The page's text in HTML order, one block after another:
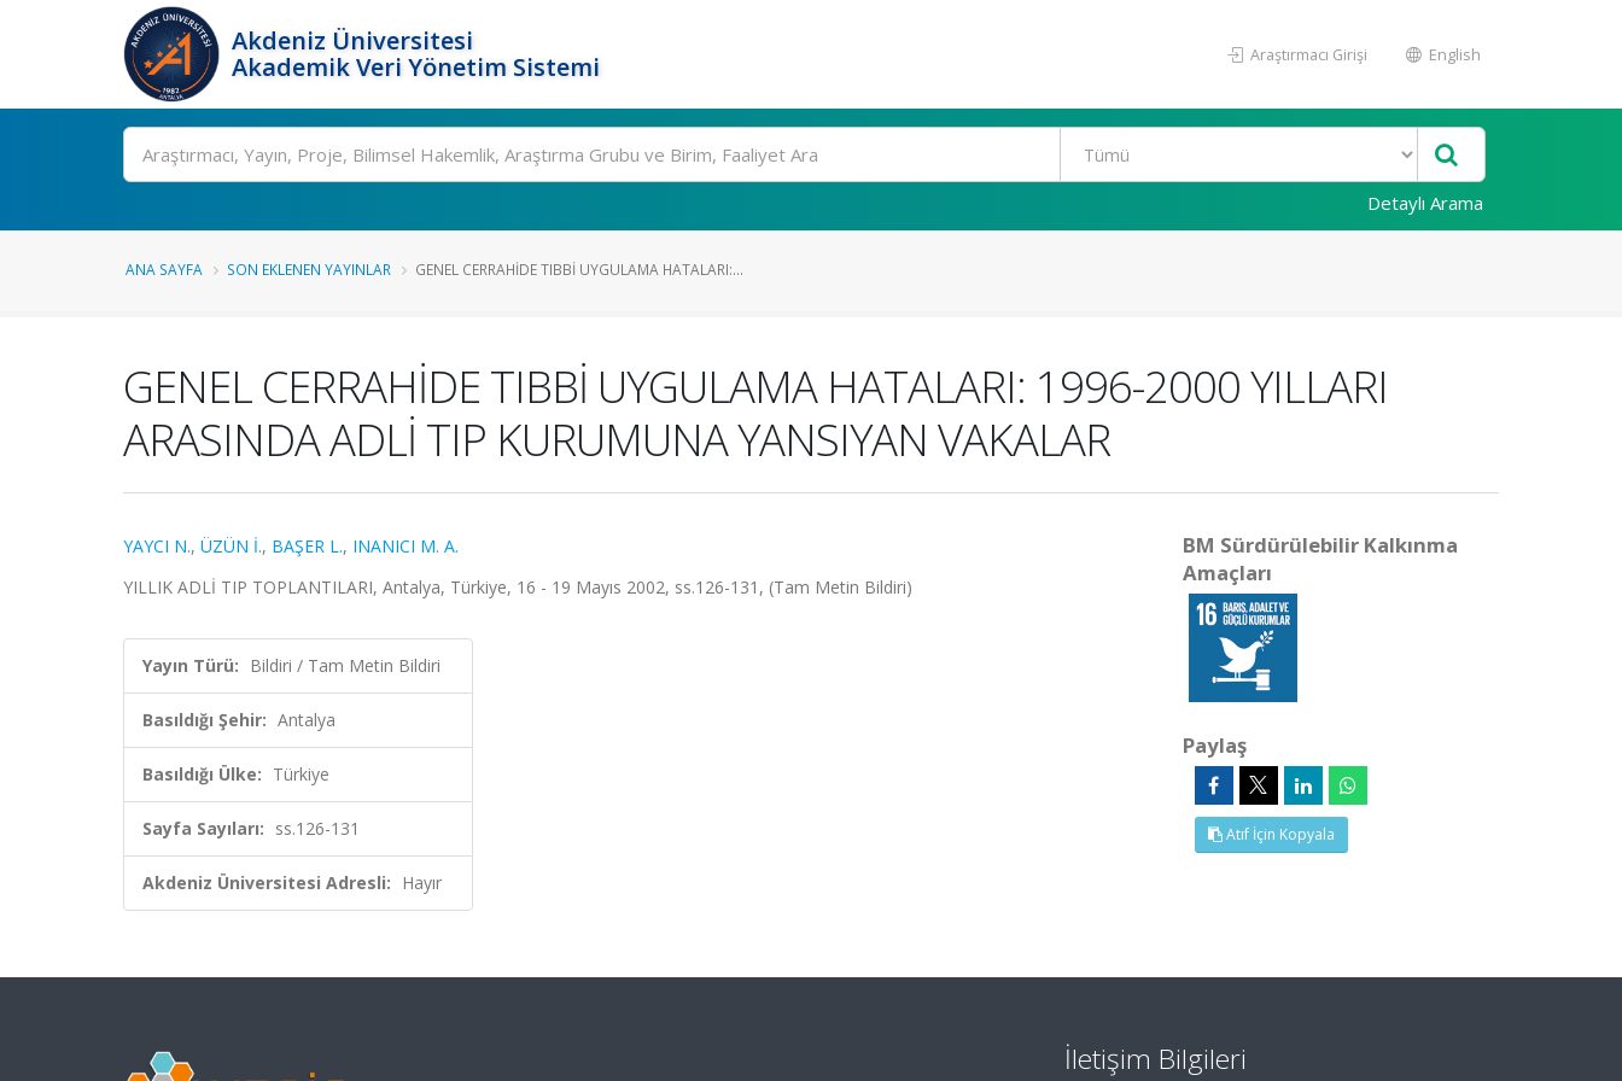
Akdeniz Üniversitesi
Akademik Veri Yönetim Sistemi
Araştırmacı Girişi English
Ara
Detaylı Arama
ANA SAYFA SON EKLENEN YAYINLAR GENEL CERRAHİDE TIBBİ UYGULAMA HATALARI:...
GENEL CERRAHİDE TIBBİ UYGULAMA HATALARI: 1996-2000 YILLARI
ARASINDA ADLİ TIP KURUMUNA YANSIYAN VAKALAR
YAYCI N., ÜZÜN İ., BAŞER L., INANICI M. A.
YILLIK ADLİ TIP TOPLANTILARI, Antalya, Türkiye, 16 - 19 Mayıs 2002, ss.126-131, (Tam Metin Bildiri)
Yayın Türü: Bildiri / Tam Metin Bildiri
Basıldığı Şehir: Antalya
Basıldığı Ülke: Türkiye
Sayfa Sayıları: ss.126-131
Akdeniz Üniversitesi Adresli: Hayır
BM Sürdürülebilir Kalkınma
Amaçları
Paylaş
Atıf İçin Kopyala
İletişim Bilgileri